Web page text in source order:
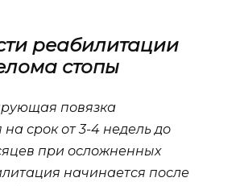
реабилитации
стопы
повязка
срок от 3-4 недель до
при осложненных
начинается после